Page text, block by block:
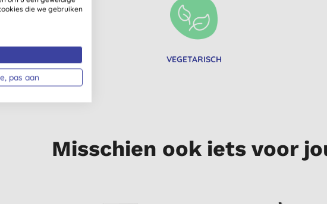
VEGETARISCH
Misschien ook iets voor
die we gebruiken
pas aan